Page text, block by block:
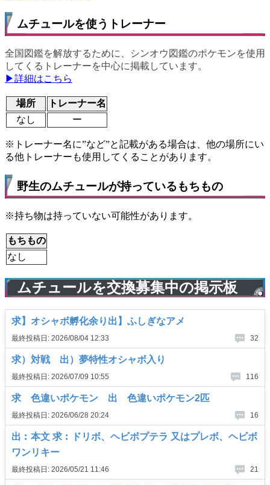
ムチュールを使うトレーナー
全国図鑑を解放するために、シンオウ図鑑のポケモンを使用
してくるトレーナーを中心に掲載しています。
▶詳細はこちら
場所
トレーナー名
なし
ー
※トレーナー名に”など”と記載がある場合は、他の場所にい
る他トレーナーも使用してくることがあります。
野生のムチュールが持っているもちもの
※持ち物は持っていない可能性があります。
もちもの
なし
ムチュールを交換募集中の掲示板